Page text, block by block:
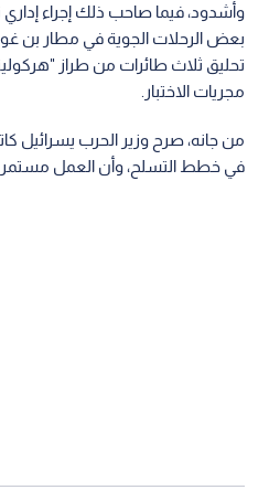
وأشدود، فيما صاحب ذلك إجراء
بعض الرحلات الجوية في مطار بن
تحليق ثلاث طائرات من طراز
مجريات الاختبار.
من جانه، صرح وزير الحرب يسرائيل
في خطط التسلح، وأن العمل مستمر